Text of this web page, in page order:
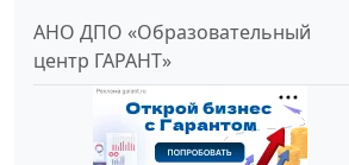
АНО ДПО «Образовательный
центр ГАРАНТ»